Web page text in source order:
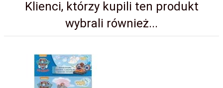
Klienci, którzy kupili ten produkt
wybrali również...